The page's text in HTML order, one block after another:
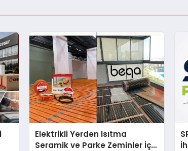
Elektrikli Yerden Isıtma
Seramik ve Parke Zeminler İçin